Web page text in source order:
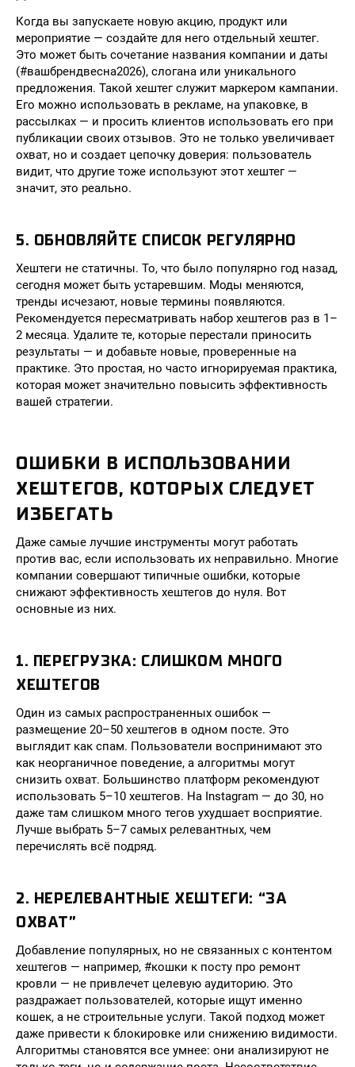
Когда вы запускаете новую акцию, продукт или
мероприятие — создайте для него отдельный хештег.
Это может быть сочетание названия компании и даты
(#вашбрендвесна2026), слогана или уникального
предложения. Такой хештег служит маркером кампании.
Его можно использовать в рекламе, на упаковке, в
рассылках — и просить клиентов использовать его при
публикации своих отзывов. Это не только увеличивает
охват, но и создает цепочку доверия: пользователь
видит, что другие тоже используют этот хештег —
значит, это реально.
5. ОБНОВЛЯЙТЕ СПИСОК РЕГУЛЯРНО
Хештеги не статичны. То, что было популярно год назад,
сегодня может быть устаревшим. Моды меняются,
тренды исчезают, новые термины появляются.
Рекомендуется пересматривать набор хештегов раз в 1–
2 месяца. Удалите те, которые перестали приносить
результаты — и добавьте новые, проверенные на
практике. Это простая, но часто игнорируемая практика,
которая может значительно повысить эффективность
вашей стратегии.
ОШИБКИ В ИСПОЛЬЗОВАНИИ
ХЕШТЕГОВ, КОТОРЫХ СЛЕДУЕТ
ИЗБЕГАТЬ
Даже самые лучшие инструменты могут работать
против вас, если использовать их неправильно. Многие
компании совершают типичные ошибки, которые
снижают эффективность хештегов до нуля. Вот
основные из них.
1. ПЕРЕГРУЗКА: СЛИШКОМ МНОГО
ХЕШТЕГОВ
Один из самых распространенных ошибок —
размещение 20–50 хештегов в одном посте. Это
выглядит как спам. Пользователи воспринимают это
как неорганичное поведение, а алгоритмы могут
снизить охват. Большинство платформ рекомендуют
использовать 5–10 хештегов. На Instagram — до 30, но
даже там слишком много тегов ухудшает восприятие.
Лучше выбрать 5–7 самых релевантных, чем
перечислять всё подряд.
2. НЕРЕЛЕВАНТНЫЕ ХЕШТЕГИ: “ЗА
ОХВАТ”
Добавление популярных, но не связанных с контентом
хештегов — например, #кошки к посту про ремонт
кровли — не привлечет целевую аудиторию. Это
раздражает пользователей, которые ищут именно
кошек, а не строительные услуги. Такой подход может
даже привести к блокировке или снижению видимости.
Алгоритмы становятся все умнее: они анализируют не